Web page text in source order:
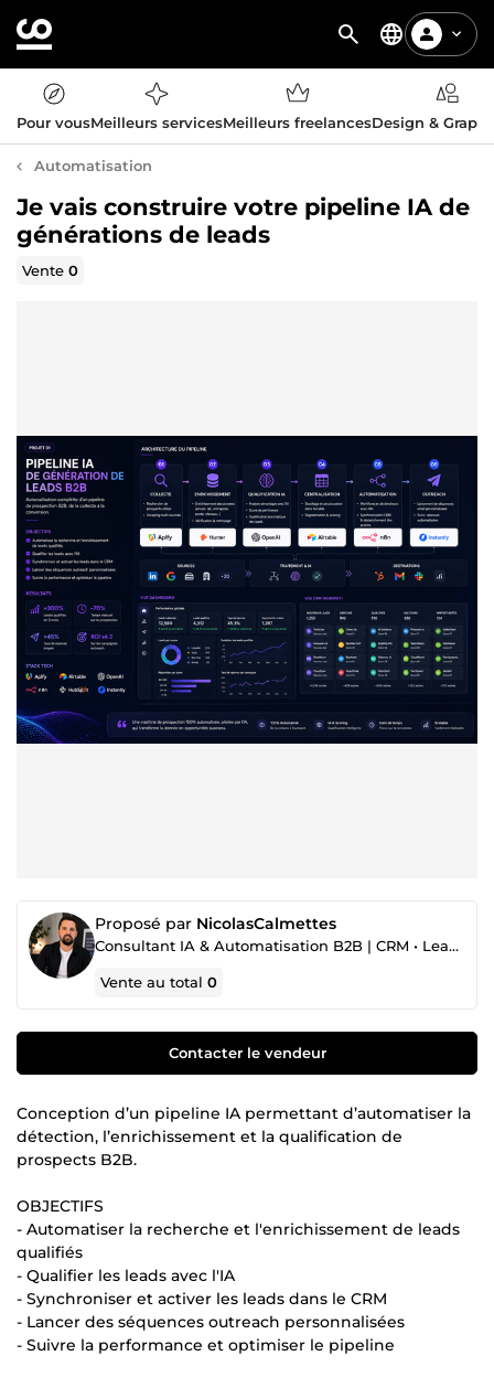
Pour vousMeilleurs servicesMeilleurs freelancesDesign &
Automatisation
Je vais construire votre pipeline IA de
générations de leads
Vente0
Proposé par NicolasCalmettes
Consultant IA & Automatisation B2B | CRM • Leads
Vente au total0
Contacter le vendeur
Conception d’un pipeline IA permettant d’automatiser la
détection, l’enrichissement et la qualification de
prospects B2B.
OBJECTIFS
- Automatiser la recherche et l'enrichissement de leads
qualifiés
- Qualifier les leads avec l'IA
- Synchroniser et activer les leads dans le CRM
- Lancer des séquences outreach personnalisées
- Suivre la performance et optimiser le pipeline